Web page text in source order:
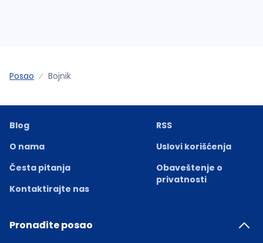
Posao Bojnik
Blog
O nama
Česta pitanja
Kontaktirajte nas
RSS
Uslovi korišćenja
Obaveštenje o
privatnosti
Pronađite posao